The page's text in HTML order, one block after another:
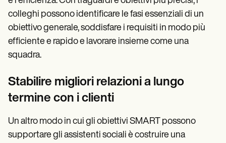
colleghi possono identificare le fasi essenziali di un
obiettivo generale, soddisfare i requisiti in modo più
efficiente e rapido e lavorare insieme come una
squadra.
Stabilire migliori relazioni a lungo
termine con i clienti
Un altro modo in cui gli obiettivi SMART possono
supportare gli assistenti sociali è costruire una